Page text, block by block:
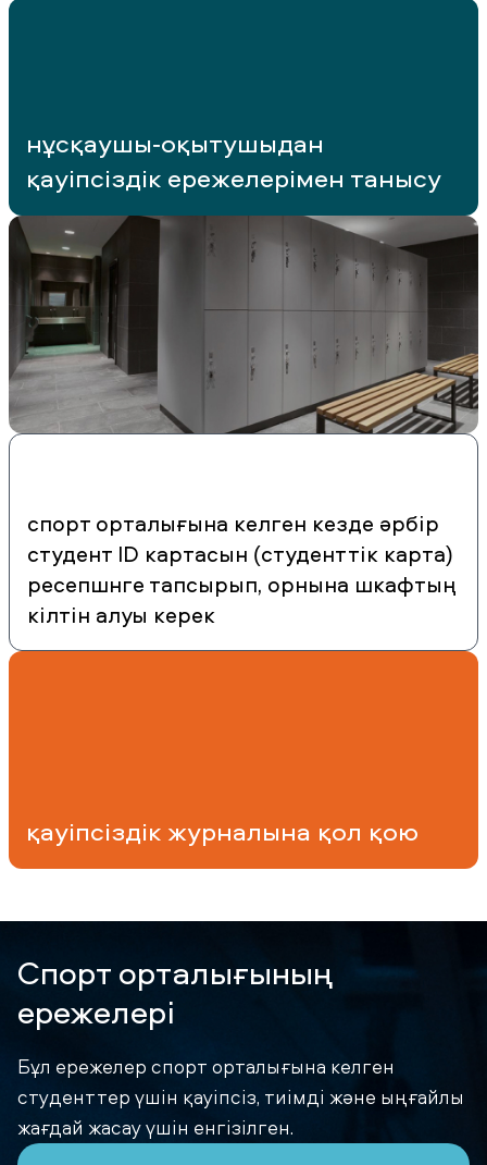
нұсқаушы-оқытушыдан
қауіпсіздік ережелерімен танысу
спорт орталығына келген кезде әрбір
студент ID картасын (студенттік карта)
ресепшнге тапсырып, орнына шкафтың
кілтін алуы керек
қауіпсіздік журналына қол қою
Спорт орталығының
ережелері
Бұл ережелер спорт орталығына келген
студенттер үшін қауіпсіз, тиімді және ыңғайлы
жағдай жасау үшін енгізілген.